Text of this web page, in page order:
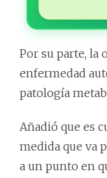
Por su parte, la
enfermedad
patología
Añadió que es
medida que va
a un punto en